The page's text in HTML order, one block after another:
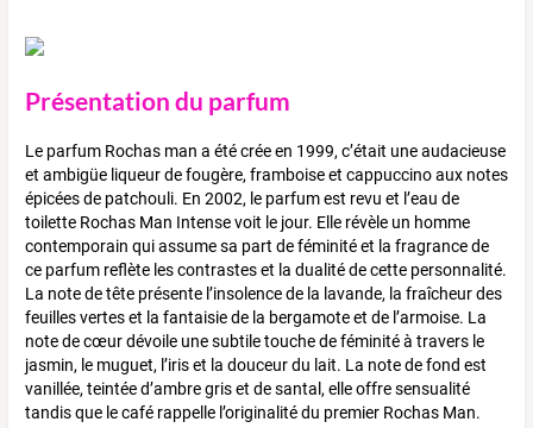
Présentation du parfum
Le parfum Rochas man a été crée en 1999, c’était une audacieuse
et ambigüe liqueur de fougère, framboise et cappuccino aux notes
épicées de patchouli. En 2002, le parfum est revu et l’eau de
toilette Rochas Man Intense voit le jour. Elle révèle un homme
contemporain qui assume sa part de féminité et la fragrance de
ce parfum reflète les contrastes et la dualité de cette personnalité.
La note de tête présente l’insolence de la lavande, la fraîcheur des
feuilles vertes et la fantaisie de la bergamote et de l’armoise. La
note de cœur dévoile une subtile touche de féminité à travers le
jasmin, le muguet, l’iris et la douceur du lait. La note de fond est
vanillée, teintée d’ambre gris et de santal, elle offre sensualité
tandis que le café rappelle l’originalité du premier Rochas Man.